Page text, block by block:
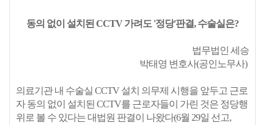
동의 없이 설치된 CCTV 가려도 '정당'판결, 수술실은?
법무법인 세승
박태영 변호사(공인노무사)
의료기관 내 수술실 CCTV 설치 의무제 시행을 앞두고 근로
자 동의 없이 설치된 CCTV를 근로자들이 가린 것은 정당행
위로 볼 수 있다는 대법원 판결이 나왔다(6월 29일 선고,